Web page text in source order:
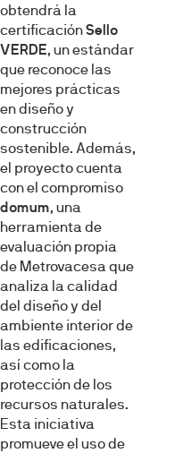
obtendrá la
certificaciónSello
VERDE, un estándar
que reconoce las
mejores prácticas
en diseño y
construcción
sostenible. Además,
el proyecto cuenta
con el compromiso
domum, una
herramienta de
evaluación propia
de Metrovacesa que
analiza la calidad
del diseño y del
ambiente interior de
las edificaciones,
así como la
protección de los
recursos naturales.
Esta iniciativa
promueve el uso de